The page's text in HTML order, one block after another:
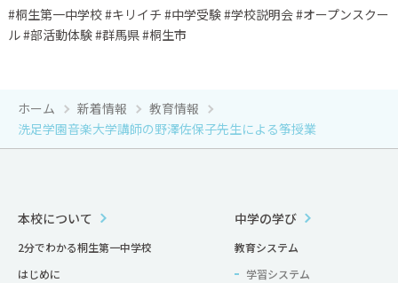
#桐生第一中学校 #キリイチ #中学受験 #学校説明会 #オープンスクー
ル #部活動体験 #群馬県 #桐生市
ホーム 新着情報
教育情報
洗足学園音楽大学講師の野澤佐保子先生による筝授業
本校について
2分でわかる桐生第一中学校
はじめに
中学の学び
教育システム
学習システム